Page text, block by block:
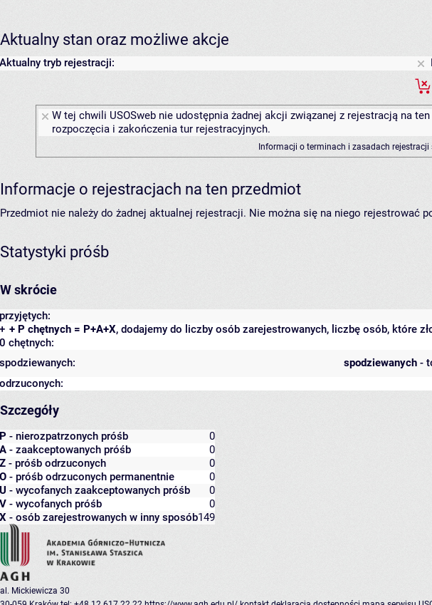
Aktualny stan oraz możliwe akcje
Aktualny tryb rejestracji:
W tej chwili USOSweb nie udostępnia żadnej akcji związanej z rejestracją na
rozpoczęcia i zakończenia tur rejestracyjnych.
Informacji o terminach i zasadach
Informacje o rejestracjach na ten przedmiot
Przedmiot nie należy do żadnej aktualnej rejestracji. Nie można się na niego rejestrować
Statystyki próśb
W skrócie
przyjętych:
+ P chętnych = P+A+X, dodajemy do liczby osób zarejestrowanych, liczbę osób, które
+
0 chętnych:
spodziewanych -
spodziewanych:
odrzuconych:
Szczegóły
P - nierozpatrzonych próśb
0
A - zaakceptowanych próśb
0
Z - próśb odrzuconych
0
O - próśb odrzuconych permanentnie
0
U - wycofanych zaakceptowanych próśb
0
V - wycofanych próśb
0
X - osób zarejestrowanych w inny sposób149
al. Mickiewicza 30